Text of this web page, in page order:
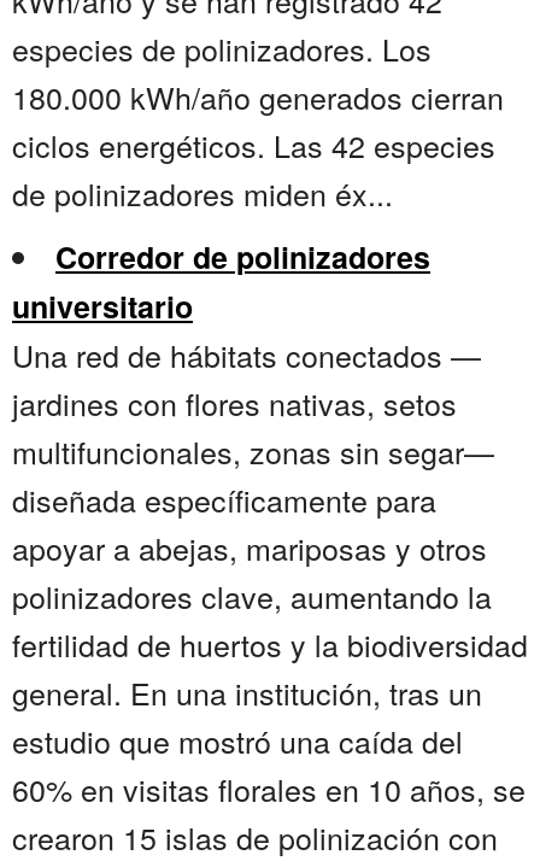
especies de polinizadores. Los
180.000 kWh/año generados cierran
ciclos energéticos. Las 42 especies
de polinizadores miden éx...
Corredor de polinizadores
universitario
Una red de hábitats conectados —
jardines con flores nativas, setos
multifuncionales, zonas sin segar—
diseñada específicamente para
apoyar a abejas, mariposas y otros
polinizadores clave, aumentando la
fertilidad de huertos y la biodiversidad
general. En una institución, tras un
estudio que mostró una caída del
60% en visitas florales en 10 años, se
crearon 15 islas de polinización con